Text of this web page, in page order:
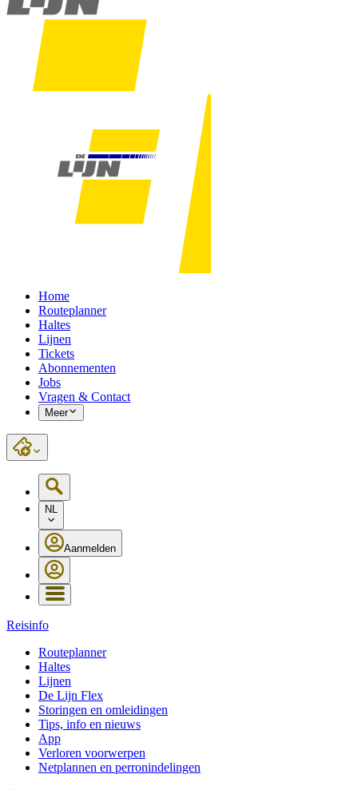
Home
Routeplanner
Haltes
Lijnen
Tickets
Abonnementen
Jobs
Vragen & Contact
Meer
NL
Aanmelden
Reisinfo
Routeplanner
Haltes
Lijnen
De Lijn Flex
Storingen en omleidingen
Tips, info en nieuws
App
Verloren voorwerpen
Netplannen en perronindelingen